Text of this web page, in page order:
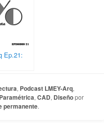
Ep.21:
, Podcast LMEY-Arq,
,CAD, Diseñopor
permanente.